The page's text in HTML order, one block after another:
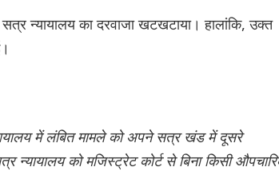
न्यायालय का दरवाजा खटखटाया। हालांकि, उक्त
में लंबित मामले को अपने सत्र खंड में दूसरे
न्यायालय को मजिस्ट्रेट कोर्ट से बिना किसी